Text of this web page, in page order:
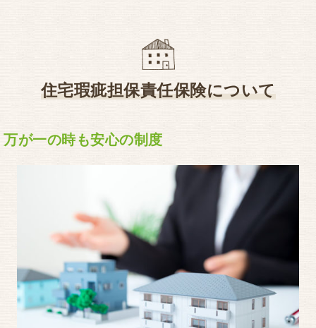
住宅瑕疵担保責任保険について
万が一の時も安心の制度